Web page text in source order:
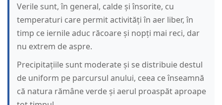
Verile sunt, în general, calde și însorite, cu
temperaturi care permit activități în aer liber, în
timp ce iernile aduc răcoare și nopți mai reci, dar
nu extrem de aspre.
Precipitațiile sunt moderate și se distribuie destul
de uniform pe parcursul anului, ceea ce înseamnă
că natura rămâne verde și aerul proaspăt aproape